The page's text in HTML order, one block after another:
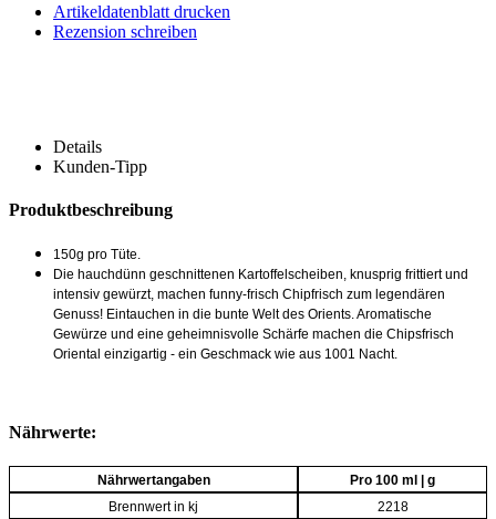
Artikeldatenblatt drucken
Rezension schreiben
Details
Kunden-Tipp
Produktbeschreibung
150g pro Tüte.
Die hauchdünn geschnittenen Kartoffelscheiben, knusprig frittiert und
intensiv gewürzt, machen funny-frisch Chipfrisch zum legendären
Genuss! Eintauchen in die bunte Welt des Orients. Aromatische
Gewürze und eine geheimnisvolle Schärfe machen die Chipsfrisch
Oriental einzigartig - ein Geschmack wie aus 1001 Nacht.
Nährwerte:
Nährwertangaben
Pro 100 ml | g
Brennwert in kj
2218